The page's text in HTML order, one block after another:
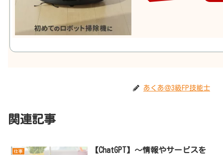
あくあ＠3級FP技能士
関連記事
仕事
【ChatGPT】～情報やサービスを